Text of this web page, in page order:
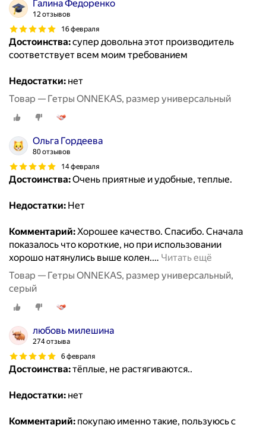
Галина Федоренко
12 отзывов
16 февраля
Достоинства:супер довольна этот производитель
соответствует всем моим требованием
Недостатки: нет
Товар — Гетры ONNEKAS, размер универсальный
Ольга Гордеева
80 отзывов
14 февраля
Достоинства:Очень приятные и удобные, теплые.
Недостатки: Нет
Комментарий:Хорошее качество. Спасибо. Сначала
показалось что короткие, но при использовании
хорошо натянулись выше колен.… Читать ещё
Товар — Гетры ONNEKAS, размер универсальный,
серый
любовь милешина
274 отзыва
6 февраля
Достоинства:тёплые, не растягиваются..
Недостатки: нет
Комментарий: покупаю именно такие, пользуюсь с